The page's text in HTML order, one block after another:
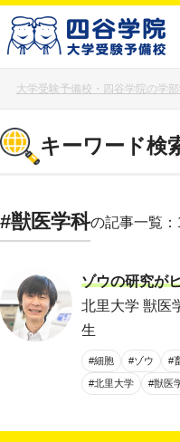
大学受験予備校・四谷学院の学
キーワード検
#獣医学科の記事一覧
ゾウの研究が
北里大学 獣医
生
#細胞 #ゾウ #
#北里大学 #獣医